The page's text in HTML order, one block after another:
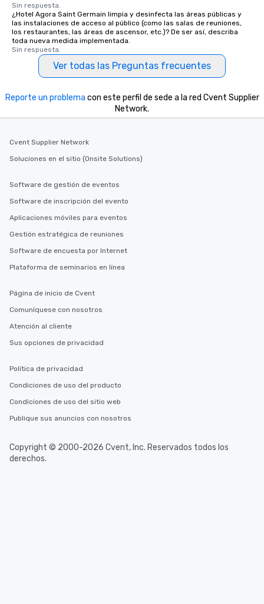
Sin respuesta.
¿Hotel Agora Saint Germain limpia y desinfecta las áreas públicas y
las instalaciones de acceso al público (como las salas de reuniones,
los restaurantes, las áreas de ascensor, etc.)? De ser así, describa
toda nueva medida implementada.
Sin respuesta.
Ver todas las Preguntas frecuentes
Reporte un problema con este perfil de sede a la red Cvent Supplier
Network.
Cvent Supplier Network
Soluciones en el sitio (Onsite Solutions)
Software de gestión de eventos
Software de inscripción del evento
Aplicaciones móviles para eventos
Gestión estratégica de reuniones
Software de encuesta por Internet
Plataforma de seminarios en línea
Página de inicio de Cvent
Comuníquese con nosotros
Atención al cliente
Sus opciones de privacidad
Política de privacidad
Condiciones de uso del producto
Condiciones de uso del sitio web
Publique sus anuncios con nosotros
Copyright © 2000-2026 Cvent, Inc. Reservados todos los
derechos.